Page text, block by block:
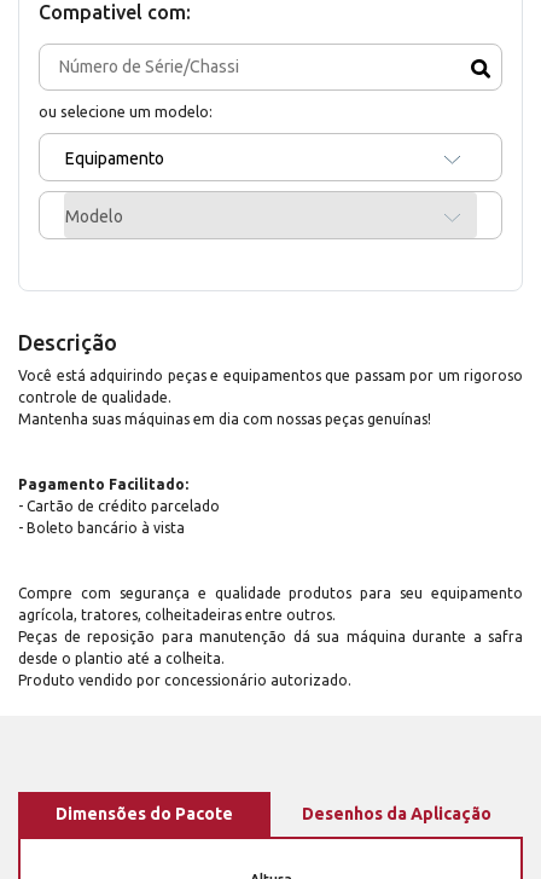
Compativel com:
ou selecione um modelo:
Equipamento
Modelo
Descrição
Você está adquirindo peças e equipamentos que passam por um rigoroso
controle de qualidade.
Mantenha suas máquinas em dia com nossas peças genuínas!
Pagamento Facilitado:
- Cartão de crédito parcelado
- Boleto bancário à vista
Compre com segurança e qualidade produtos para seu equipamento
agrícola, tratores, colheitadeiras entre outros.
Peças de reposição para manutenção dá sua máquina durante a safra
desde o plantio até a colheita.
Produto vendido por concessionário autorizado.
Dimensões do Pacote Desenhos da Aplicação